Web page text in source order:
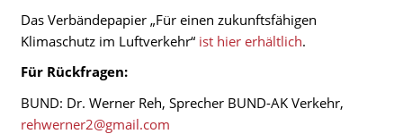
Das Verbändepapier „Für einen zukunftsfähigen
Klimaschutz im Luftverkehr“ ist hier erhältlich.
Für Rückfragen:
BUND: Dr. Werner Reh, Sprecher BUND-AK Verkehr,
rehwerner2@gmail.com